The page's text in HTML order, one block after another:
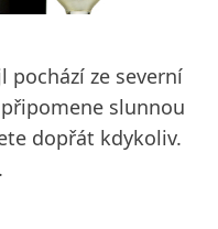
pochází ze severní
slunnou
dopřát kdykoliv.